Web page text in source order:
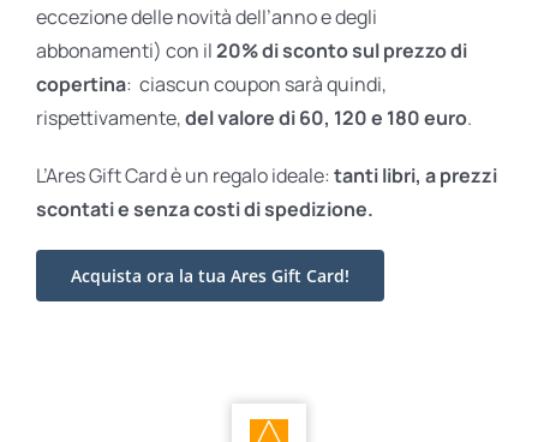
eccezione delle novità dell’anno e degli
abbonamenti) con il20% di sconto sul prezzo di
copertina: ciascun coupon sarà quindi,
rispettivamente,del valore di 60, 120 e 180 euro.
L’Ares Gift Card è un regalo ideale: tanti libri, a prezzi
scontati esenza costi di spedizione.
Acquista ora la tua Ares Gift Card!